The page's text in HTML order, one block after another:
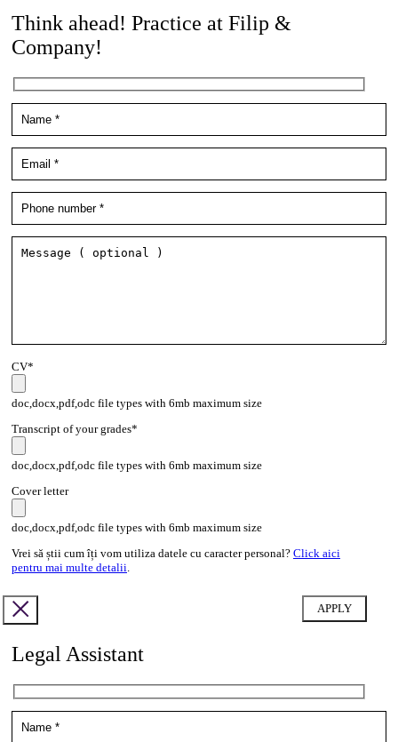
Think ahead! Practice at Filip &
Company!
CV*
doc,docx,pdf,odc file types with 6mb maximum size
Transcript of your grades*
doc,docx,pdf,odc file types with 6mb maximum size
Cover letter
doc,docx,pdf,odc file types with 6mb maximum size
Vrei să știi cum îți vom utiliza datele cu caracter personal? Click aici
pentru mai multe detalii.
Legal Assistant